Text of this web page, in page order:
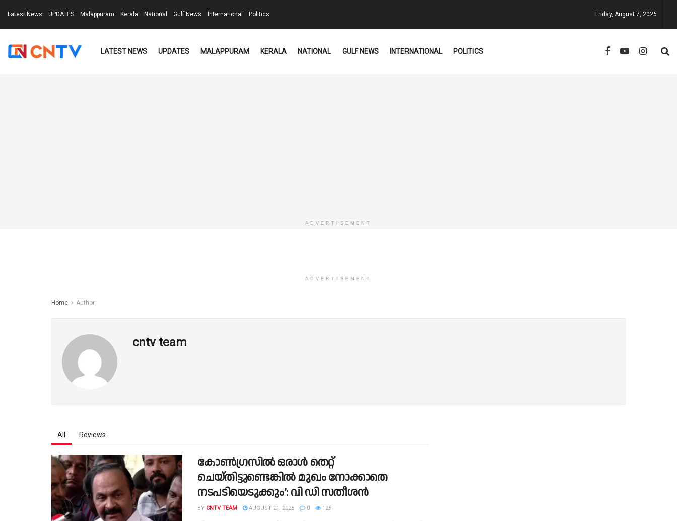
Latest News UPDATES Malappuram Kerala National Gulf News International Politics Friday, August 7, 2026
LATEST NEWS UPDATES MALAPPURAM KERALA NATIONAL GULF NEWS INTERNATIONAL POLITICS
ADVERTISEMENT
ADVERTISEMENT
Home Author
cntv team
All Reviews
കോണ്‍ഗ്രസില്‍ ഒരാള്‍ തെറ്റ്
ചെയ്തിട്ടുണ്ടെങ്കില്‍ മുഖം നോക്കാതെ
നടപടിയെടുക്കും’: വി ഡി സതീശന്‍
BY CNTV TEAM AUGUST 21, 2025 0 125